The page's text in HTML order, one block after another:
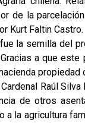
de la
Kurt Faltin Castro.
la semilla del
a que
propiedad
Raúl
de otros
a la agricultura